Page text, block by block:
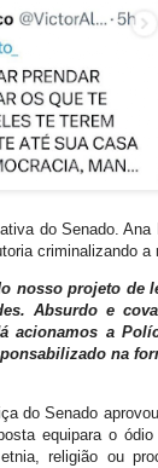
do Senado. Ana
criminalizando a
nosso projeto de
Absurdo e
acionamos a
na
do Senado
equipara o
religião ou